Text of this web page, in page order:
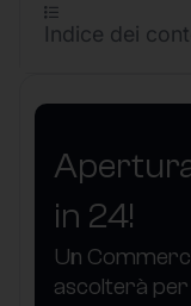
in 24!
Un
ascolterà
Indice dei